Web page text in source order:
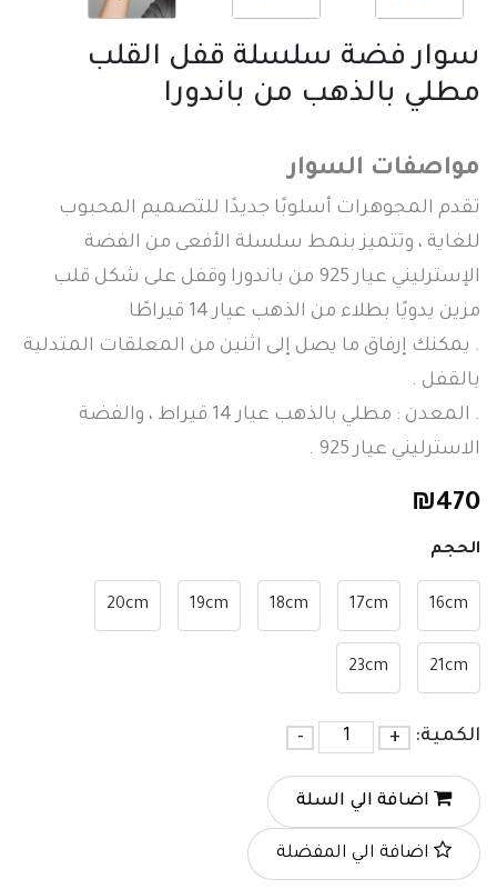
سوار فضة سلسلة قفل القلب
مطلي بالذهب من باندورا
مواصفات السوار
تقدم المجوهرات أسلوبًا جديدًا للتصميم المحبوب
للغاية ، وتتميز بنمط سلسلة الأفعى من الفضة
الإسترليني عيار 925 من باندورا وقفل على شكل قلب
مزين يدويًا بطلاء من الذهب عيار 14 قيراطًا
. يمكنك إرفاق ما يصل إلى اثنين من المعلقات المتدلية
بالقفل .
. المعدن : مطلي بالذهب عيار 14 قيراط ، والفضة
الاسترليني عيار 925 .
₪470
الحجم
16cm
17cm
18cm
19cm
20cm
21cm
23cm
الكمية: +
-
اضافة الي السلة
اضافة الي المفضلة